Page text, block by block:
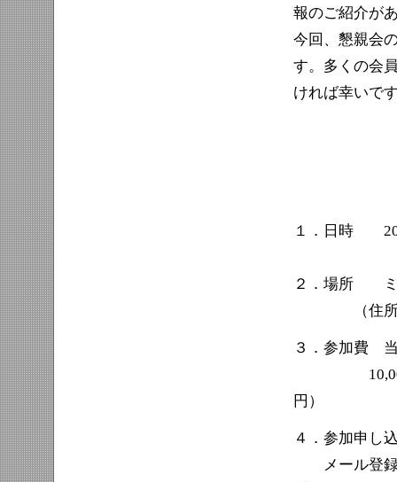
報のご紹介が
今回、懇親会
す。多くの会
ければ幸いで
１．日時
２．場所 ミ
（住所：東
３．参加費
10,000円（
円）
４．参加申し
メール登録